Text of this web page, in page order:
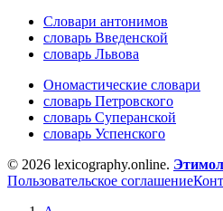
Словари антонимов
словарь Введенской
словарь Львова
Ономастические словари
словарь Петровского
словарь Суперанской
словарь Успенского
© 2026 lexicography.online.
Пользовательское соглашение